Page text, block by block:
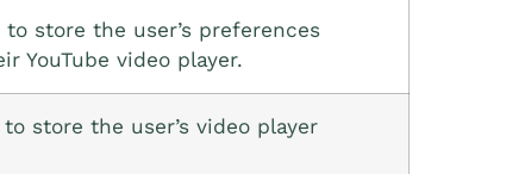
store the user’s preferences
YouTube video player.
store the user’s video player